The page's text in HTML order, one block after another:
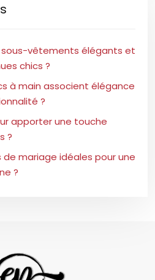
vêtements élégants et
chics ?
à main associent élégance
?
apporter une touche
?
de mariage idéales pour une
?